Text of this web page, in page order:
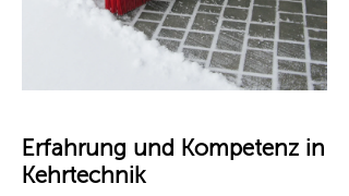
Erfahrung und Kompetenz in
Kehrtechnik